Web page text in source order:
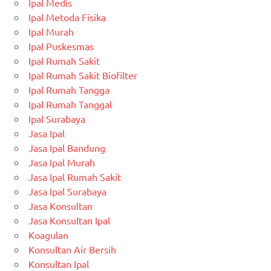
Ipal Medis
Ipal Metoda Fisika
Ipal Murah
Ipal Puskesmas
Ipal Rumah Sakit
Ipal Rumah Sakit Biofilter
Ipal Rumah Tangga
Ipal Rumah Tanggal
Ipal Surabaya
Jasa Ipal
Jasa Ipal Bandung
Jasa Ipal Murah
Jasa Ipal Rumah Sakit
Jasa Ipal Surabaya
Jasa Konsultan
Jasa Konsultan Ipal
Koagulan
Konsultan Air Bersih
Konsultan Ipal